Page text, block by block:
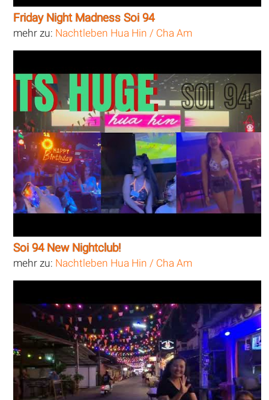
Friday Night Madness Soi 94
mehr zu: Nachtleben Hua Hin / Cha Am
Soi 94 New Nightclub!
mehr zu: Nachtleben Hua Hin / Cha Am